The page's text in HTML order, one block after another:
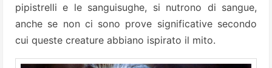
pipistrelli e le sanguisughe, si nutrono di sangue,
anche se non ci sono prove significative secondo
cui queste creature abbiano ispirato il mito.